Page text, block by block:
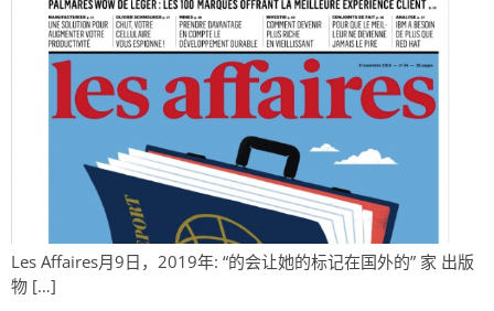
Les Affaires月9日，2019年: “的会让她的标记在国外的” 家 出版
物 […]